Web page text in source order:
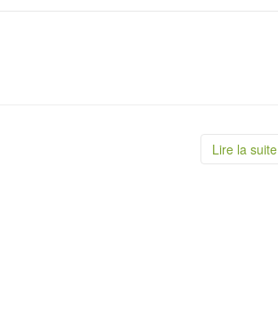
Lire la suite